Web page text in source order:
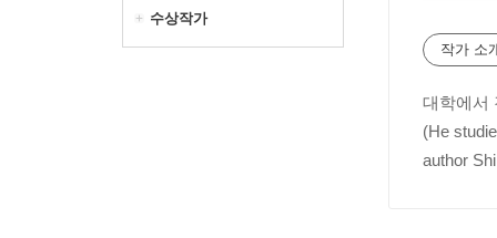
수상작가
작가 소
대학에서
(He
author